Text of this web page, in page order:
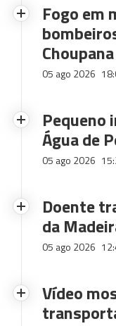
Fogo em
Choupana
05 ago 2026
Pequeno
Água de
05 ago 2026
Doente
da
05 ago 2026
Vídeo